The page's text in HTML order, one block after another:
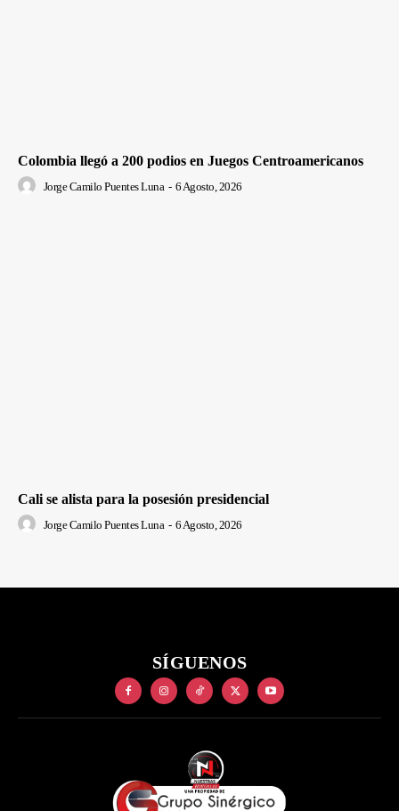
Colombia llegó a 200 podios en Juegos Centroamericanos
Jorge Camilo Puentes Luna - 6 Agosto, 2026
Cali se alista para la posesión presidencial
Jorge Camilo Puentes Luna - 6 Agosto, 2026
SÍGUENOS